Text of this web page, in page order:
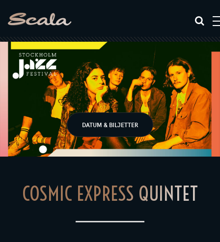
DATUM & BILJETTER
COSMIC EXPRESS QUINTET